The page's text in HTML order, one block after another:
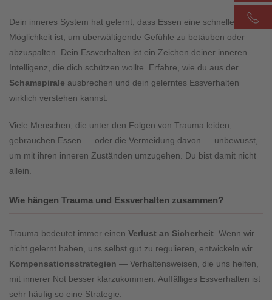
Dein inneres System hat gelernt, dass Essen eine schnelle
Möglichkeit ist, um überwältigende Gefühle zu betäuben oder
abzuspalten. Dein Essverhalten ist ein Zeichen deiner inneren
Intelligenz, die dich schützen wollte. Erfahre, wie du aus der
Schamspirale ausbrechen und dein gelerntes Essverhalten
wirklich verstehen kannst.
Viele Menschen, die unter den Folgen von Trauma leiden,
gebrauchen Essen — oder die Vermeidung davon — unbewusst,
um mit ihren inneren Zuständen umzugehen. Du bist damit nicht
allein.
Wie hängen Trauma und Essverhalten zusammen?
Trauma bedeutet immer einen Verlust an Sicherheit . Wenn wir
nicht gelernt haben, uns selbst gut zu regulieren, entwickeln wir
Kompensationsstrategien — Verhaltensweisen, die uns helfen,
mit innerer Not besser klarzukommen. Auffälliges Essverhalten ist
sehr häufig so eine Strategie: